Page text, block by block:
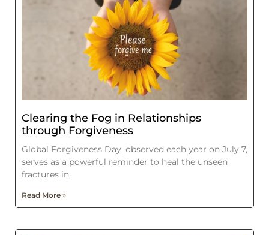
Clearing the Fog in Relationships
through Forgiveness
Global Forgiveness Day, observed each year on July 7,
serves as a powerful reminder to heal the unseen
fractures in
Read More »